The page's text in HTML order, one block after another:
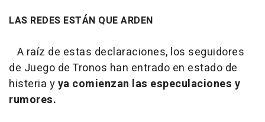
LAS REDES ESTÁN QUE ARDEN
A raíz de estas declaraciones, los seguidores
de Juego de Tronos han entrado en estado de
histeria yya comienzan las especulaciones y
rumores.